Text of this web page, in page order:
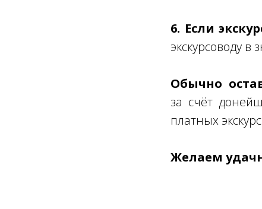
6. Если
экскурсоводу в
Обычно
за счёт
платных
Желаем